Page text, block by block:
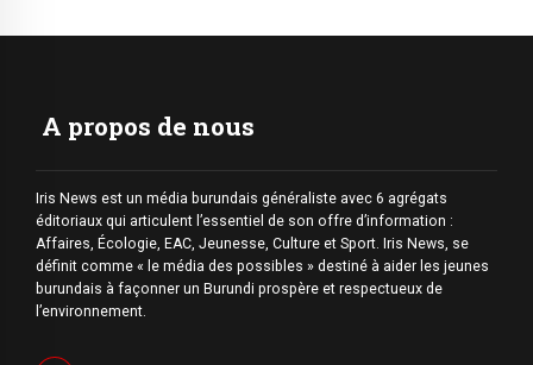
A propos de nous
Iris News est un média burundais généraliste avec 6 agrégats
éditoriaux qui articulent l’essentiel de son offre d’information :
Affaires, Écologie, EAC, Jeunesse, Culture et Sport. Iris News, se
définit comme « le média des possibles » destiné à aider les jeunes
burundais à façonner un Burundi prospère et respectueux de
l’environnement.